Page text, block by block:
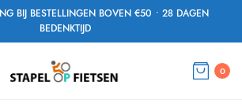
BIJ BESTELLINGEN BOVEN €50 • 28 DAGEN
BEDENKTIJD
0